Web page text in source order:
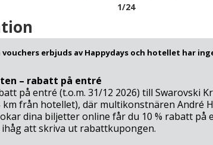
1/24
erbjuds av Happydays och hotellet har
– rabatt på entré
på entré (t.o.m. 31/12 2026) till Swarovski
från hotellet), där multikonstnären André
dina biljetter online får du 10 % rabatt
att skriva ut rabattkupongen.